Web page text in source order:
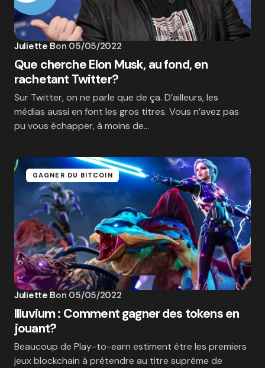
Juliette Bon 05/05/2022
Que cherche Elon Musk, au fond, en
rachetant Twitter?
Sur Twitter, on ne parle que de ça. D’ailleurs, les
médias aussi en font les gros titres. Vous n’avez pas
pu vous échapper, à moins de…
GAGNER DU BITCOIN
Juliette Bon 05/05/2022
Illuvium : Comment gagner des tokens en
jouant?
Beaucoup de Play-to-earn estiment être les premiers
jeux blockchain à prétendre au titre suprême de